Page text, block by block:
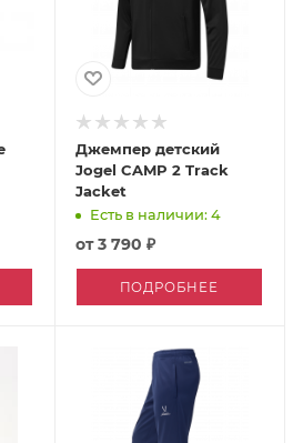
Джемпер детский
Jogel CAMP 2 Track
Jacket
Есть в наличии: 4
от3 790 ₽
ПОДРОБНЕЕ